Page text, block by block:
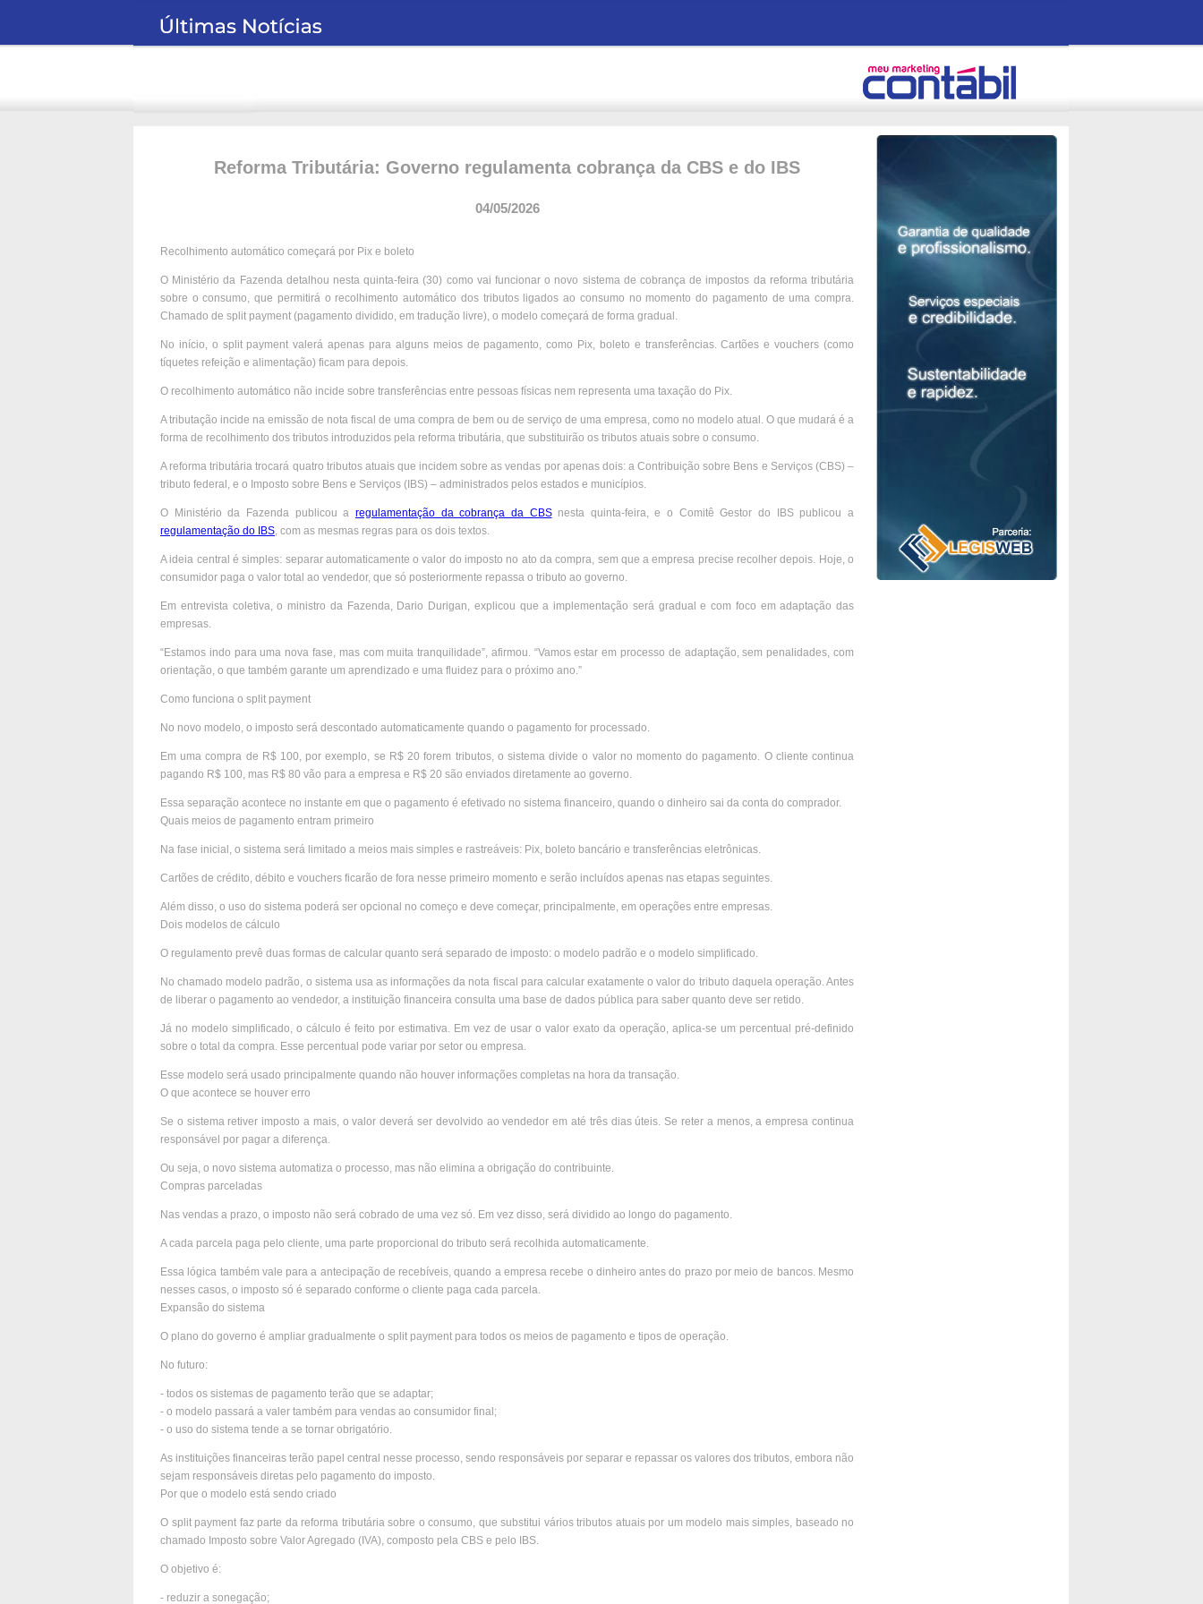
Reforma Tributária: Governo regulamenta cobrança da CBS e do IBS
04/05/2026
Recolhimento automático começará por Pix e boleto
O Ministério da Fazenda detalhou nesta quinta-feira (30) como vai funcionar o novo sistema de cobrança de impostos da reforma tributária
sobre o consumo, que permitirá o recolhimento automático dos tributos ligados ao consumo no momento do pagamento de uma compra.
Chamado de split payment (pagamento dividido, em tradução livre), o modelo começará de forma gradual.
No início, o split payment valerá apenas para alguns meios de pagamento, como Pix, boleto e transferências. Cartões e vouchers (como
tíquetes refeição e alimentação) ficam para depois.
O recolhimento automático não incide sobre transferências entre pessoas físicas nem representa uma taxação do Pix.
A tributação incide na emissão de nota fiscal de uma compra de bem ou de serviço de uma empresa, como no modelo atual. O que mudará é a
forma de recolhimento dos tributos introduzidos pela reforma tributária, que substituirão os tributos atuais sobre o consumo.
A reforma tributária trocará quatro tributos atuais que incidem sobre as vendas por apenas dois: a Contribuição sobre Bens e Serviços (CBS) –
tributo federal, e o Imposto sobre Bens e Serviços (IBS) – administrados pelos estados e municípios.
O Ministério da Fazenda publicou a regulamentação da cobrança da CBSnesta quinta-feira, e o Comitê Gestor do IBS publicou a
regulamentação do IBS, com as mesmas regras para os dois textos.
A ideia central é simples: separar automaticamente o valor do imposto no ato da compra, sem que a empresa precise recolher depois. Hoje, o
consumidor paga o valor total ao vendedor, que só posteriormente repassa o tributo ao governo.
Em entrevista coletiva, o ministro da Fazenda, Dario Durigan, explicou que a implementação será gradual e com foco em adaptação das
empresas.
“Estamos indo para uma nova fase, mas com muita tranquilidade”, afirmou. “Vamos estar em processo de adaptação, sem penalidades, com
orientação, o que também garante um aprendizado e uma fluidez para o próximo ano.”
Como funciona o split payment
No novo modelo, o imposto será descontado automaticamente quando o pagamento for processado.
Em uma compra de R$ 100, por exemplo, se R$ 20 forem tributos, o sistema divide o valor no momento do pagamento. O cliente continua
pagando R$ 100, mas R$ 80 vão para a empresa e R$ 20 são enviados diretamente ao governo.
Essa separação acontece no instante em que o pagamento é efetivado no sistema financeiro, quando o dinheiro sai da conta do comprador.
Quais meios de pagamento entram primeiro
Na fase inicial, o sistema será limitado a meios mais simples e rastreáveis: Pix, boleto bancário e transferências eletrônicas.
Cartões de crédito, débito e vouchers ficarão de fora nesse primeiro momento e serão incluídos apenas nas etapas seguintes.
Além disso, o uso do sistema poderá ser opcional no começo e deve começar, principalmente, em operações entre empresas.
Dois modelos de cálculo
O regulamento prevê duas formas de calcular quanto será separado de imposto: o modelo padrão e o modelo simplificado.
No chamado modelo padrão, o sistema usa as informações da nota fiscal para calcular exatamente o valor do tributo daquela operação. Antes
de liberar o pagamento ao vendedor, a instituição financeira consulta uma base de dados pública para saber quanto deve ser retido.
Já no modelo simplificado, o cálculo é feito por estimativa. Em vez de usar o valor exato da operação, aplica-se um percentual pré-definido
sobre o total da compra. Esse percentual pode variar por setor ou empresa.
Esse modelo será usado principalmente quando não houver informações completas na hora da transação.
O que acontece se houver erro
Se o sistema retiver imposto a mais, o valor deverá ser devolvido ao vendedor em até três dias úteis. Se reter a menos, a empresa continua
responsável por pagar a diferença.
Ou seja, o novo sistema automatiza o processo, mas não elimina a obrigação do contribuinte.
Compras parceladas
Nas vendas a prazo, o imposto não será cobrado de uma vez só. Em vez disso, será dividido ao longo do pagamento.
A cada parcela paga pelo cliente, uma parte proporcional do tributo será recolhida automaticamente.
Essa lógica também vale para a antecipação de recebíveis, quando a empresa recebe o dinheiro antes do prazo por meio de bancos. Mesmo
nesses casos, o imposto só é separado conforme o cliente paga cada parcela.
Expansão do sistema
O plano do governo é ampliar gradualmente o split payment para todos os meios de pagamento e tipos de operação.
No futuro:
- todos os sistemas de pagamento terão que se adaptar;
- o modelo passará a valer também para vendas ao consumidor final;
- o uso do sistema tende a se tornar obrigatório.
As instituições financeiras terão papel central nesse processo, sendo responsáveis por separar e repassar os valores dos tributos, embora não
sejam responsáveis diretas pelo pagamento do imposto.
Por que o modelo está sendo criado
O split payment faz parte da reforma tributária sobre o consumo, que substitui vários tributos atuais por um modelo mais simples, baseado no
chamado Imposto sobre Valor Agregado (IVA), composto pela CBS e pelo IBS.
O objetivo é:
- reduzir a sonegação;